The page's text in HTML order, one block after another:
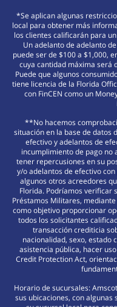
*Se aplican algunas
local para obtener más
los clientes calificarán para
Un adelanto de adelanto
puede ser de $100 a $1,000,
cuya cantidad máxima será
Puede que algunos
tiene licencia de la Florida
con FinCEN como un
**No hacemos
situación en la base de datos
efectivo y adelantos de
incumplimiento de pago no
tener repercusiones en su
y/o adelantos de efectivo
algunos otros acreedores
Florida. Podríamos verificar
Préstamos Militares,
como objetivo proporcionar
todos los solicitantes
transacción crediticia
nacionalidad, sexo, estado
asistencia pública, hacer
Credit Protection Act,
Horario de sucursales:
sus ubicaciones, con algunas